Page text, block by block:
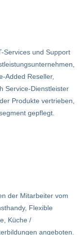
Services und Support
Added Reseller,
Service-Dienstleister
Produkte vertrieben,
gepflegt.
der Mitarbeiter vom
Flexible
Küche /
angeboten.